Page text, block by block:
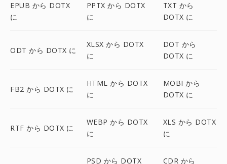
EPUB から DOTX
に
PPTX から DOTX
に
TXT から
DOTX に
ODT から DOTX に
XLSX から DOTX
に
DOT から
DOTX に
FB2 から DOTX に
HTML から DOTX
に
MOBI から
DOTX に
RTF から DOTX に
WEBP から DOTX
に
XLS から DOTX
に
PSD から DOTX
CDR から